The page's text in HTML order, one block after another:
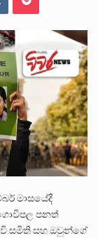
ගොවියන්ගේ ප්‍රශ්න, ධීවරයන්ගේ ප්‍රශ්න, සෞඛය ප්‍රශ්න, වැටු ප්‍ර්ශ්න, රැකියා විරහිත ප්‍රශ්න මේ සියලු ප්‍රශ්නවලට තනි…
මාසයේදී
පනත්
සමිති සහ ඔවුන්ගේ